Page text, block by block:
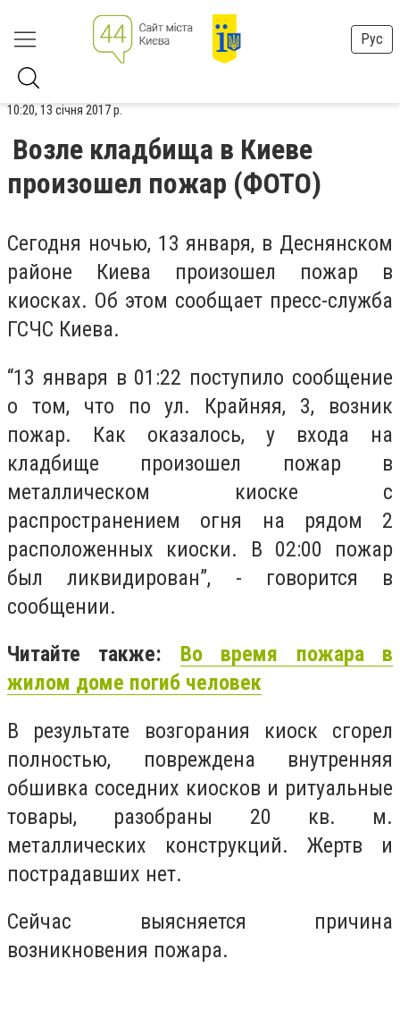
Рус
10:20, 13 січня 2017 р.
Возле кладбища в Киеве
произошел пожар (ФОТО)
Сегодня ночью, 13 января, в Деснянском
районе Киева произошел пожар в
киосках. Об этом сообщает пресс-служба
ГСЧС Киева.
“13 января в 01:22 поступило сообщение
о том, что по ул. Крайняя, 3, возник
пожар. Как оказалось, у входа на
кладбище произошел пожар в
металлическом киоске с
распространением огня на рядом 2
расположенных киоски. В 02:00 пожар
был ликвидирован”, - говорится в
сообщении.
Читайте также: Во время пожара в
жилом доме погиб человек
В результате возгорания киоск сгорел
полностью, повреждена внутренняя
обшивка соседних киосков и ритуальные
товары, разобраны 20 кв. м.
металлических конструкций. Жертв и
пострадавших нет.
Сейчас выясняется причина
возникновения пожара.